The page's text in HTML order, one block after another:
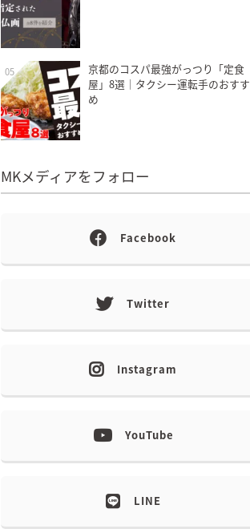
05
京都のコスパ最強がっつり「定食
屋」8選｜タクシー運転手のおすす
め
MKメディアをフォロー
Facebook
Twitter
Instagram
YouTube
LINE